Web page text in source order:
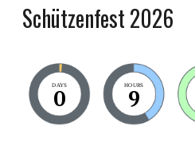
Schützenfest 2026
DAYS
0 HOURS
9